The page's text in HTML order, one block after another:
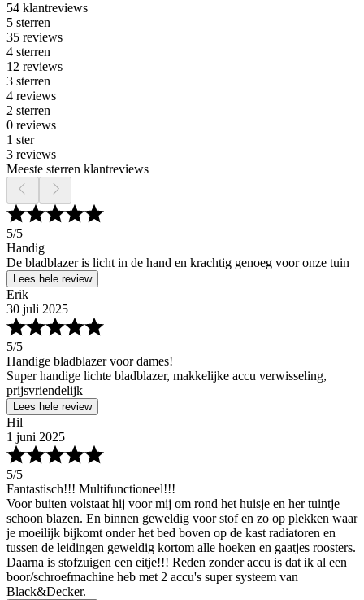
54 klantreviews
5 sterren
35 reviews
4 sterren
12 reviews
3 sterren
4 reviews
2 sterren
0 reviews
1 ster
3 reviews
Meeste sterren klantreviews
5/5
Handig
De bladblazer is licht in de hand en krachtig genoeg voor onze tuin
Lees hele review
Erik
30 juli 2025
5/5
Handige bladblazer voor dames!
Super handige lichte bladblazer, makkelijke accu verwisseling,
prijsvriendelijk
Lees hele review
Hil
1 juni 2025
5/5
Fantastisch!!! Multifunctioneel!!!
Voor buiten volstaat hij voor mij om rond het huisje en her tuintje
schoon blazen. En binnen geweldig voor stof en zo op plekken waar
je moeilijk bijkomt onder het bed boven op de kast radiatoren en
tussen de leidingen geweldig kortom alle hoeken en gaatjes roosters.
Daarna is stofzuigen een eitje!!! Reden zonder accu is dat ik al een
boor/schroefmachine heb met 2 accu's super systeem van
Black&Decker.